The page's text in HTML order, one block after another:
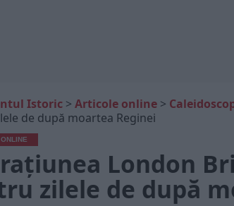
Istoric > Articole online >
de după moartea Reginei
London
zilele de după